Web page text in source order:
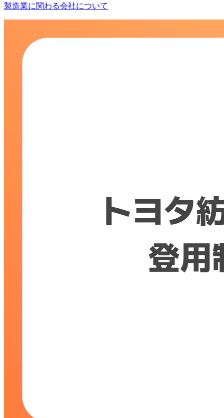
製造業に関わる会社について